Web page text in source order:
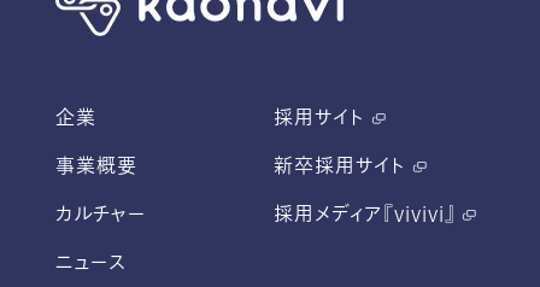
企業
事業概要
カルチャー
ニュース
採用サイト
新卒採用サイト
採用メディア『vivivi』